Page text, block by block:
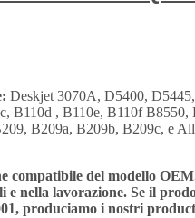
Deskjet 3070A, D5400,
B110d , B110e, B110f
B209a, B209b, B209c, e
compatibile del modello
e nella lavorazione. Se il
produciamo i nostri